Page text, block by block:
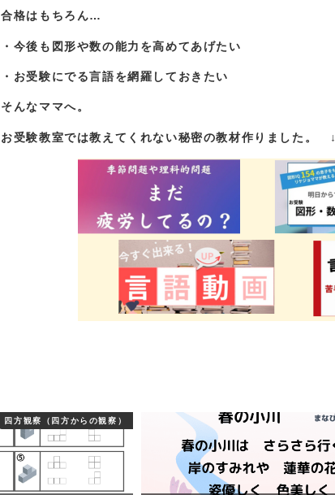
合格はもちろん…
・今後も図形や数の能力を高めてあげたい
・お受験にでる言語を網羅しておきたい
そんなママへ。
お受験教室では教えてくれない秘密の教材作りました。 ↓
四方観察（四方からの観察）